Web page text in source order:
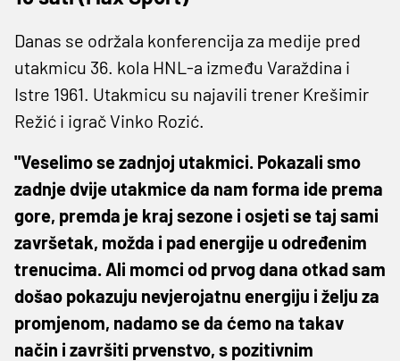
Danas se održala konferencija za medije pred
utakmicu 36. kola HNL-a između Varaždina i
Istre 1961. Utakmicu su najavili trener Krešimir
Režić i igrač Vinko Rozić.
"Veselimo se zadnjoj utakmici. Pokazali smo
zadnje dvije utakmice da nam forma ide prema
gore, premda je kraj sezone i osjeti se taj sami
završetak, možda i pad energije u određenim
trenucima. Ali momci od prvog dana otkad sam
došao pokazuju nevjerojatnu energiju i želju za
promjenom, nadamo se da ćemo na takav
način i završiti prvenstvo, s pozitivnim